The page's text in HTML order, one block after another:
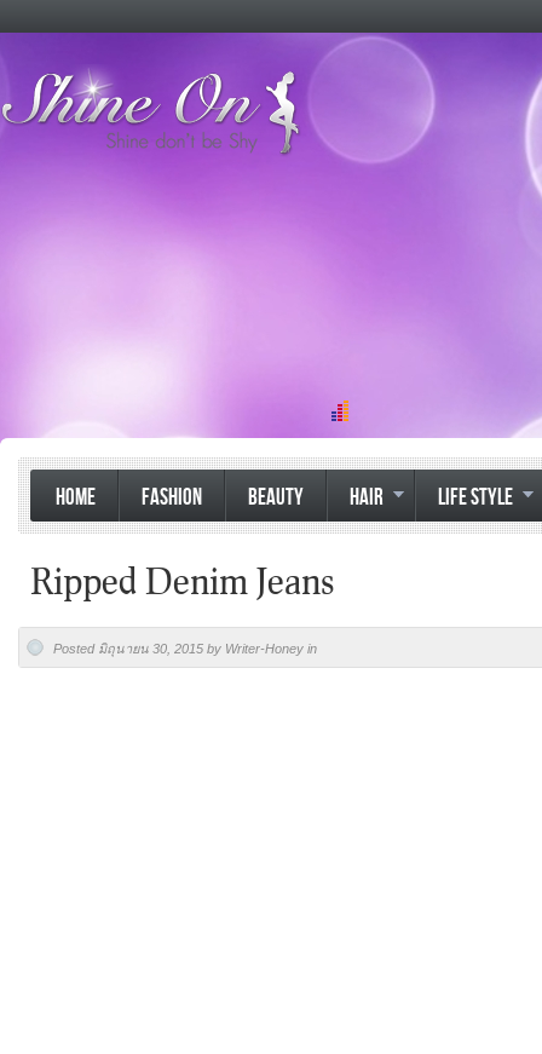
HOME FASHION BEAUTY HAIR LIFE STYLE
Ripped Denim Jeans
Posted มิถุนายน 30, 2015 by Writer-Honey in